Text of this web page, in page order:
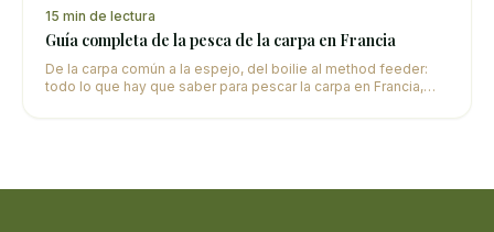
15 min de lectura
Guía completa de la pesca de la carpa en Francia
De la carpa común a la espejo, del boilie al method feeder:
todo lo que hay que saber para pescar la carpa en Francia,